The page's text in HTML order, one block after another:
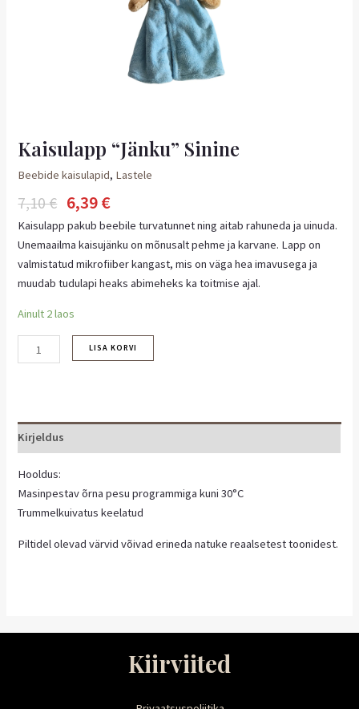
Kaisulapp “Jänku” Sinine
Beebide kaisulapid, Lastele
7,10€ 6,39€
Kaisulapp pakub beebile turvatunnet ning aitab rahuneda ja uinuda.
Unemaailma kaisujänku on mõnusalt pehme ja karvane. Lapp on
valmistatud mikrofiiber kangast, mis on väga hea imavusega ja
muudab tudulapi heaks abimeheks ka toitmise ajal.
Ainult 2 laos
LISA KORVI
Kirjeldus
Hooldus:
Masinpestav õrna pesu programmiga kuni 30°C
Trummelkuivatus keelatud
Piltidel olevad värvid võivad erineda natuke reaalsetest toonidest.
Kiirviited